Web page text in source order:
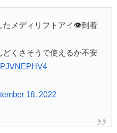
たメディリフトアイ👁到着
くさそうで使えるか不安
18, 2022